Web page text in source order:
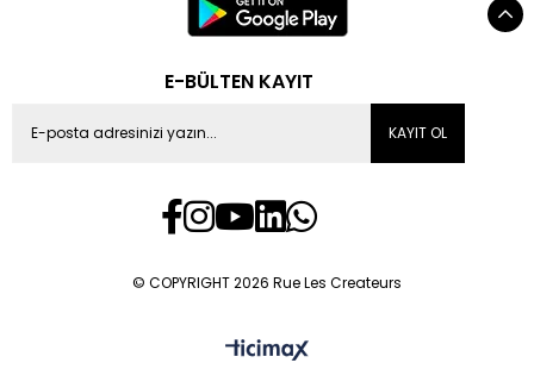
E-BÜLTEN KAYIT
KAYIT OL
© COPYRIGHT 2026 Rue Les Createurs